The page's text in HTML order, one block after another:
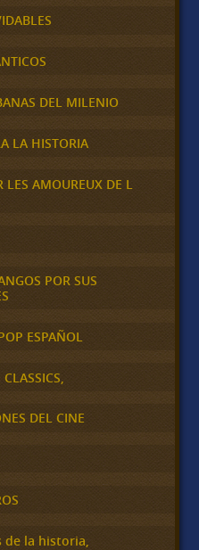
DEL MILENIO
LA HISTORIA
AMOUREUX DE L
POR SUS
ESPAÑOL
DEL CINE
de la historia,